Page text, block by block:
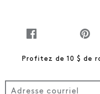
Profitez de 10 $ de